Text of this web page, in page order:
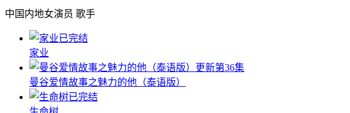
中国内地女演员 歌手
已完结
家业
更新第36集
曼谷爱情故事之魅力的他（泰语版）
已完结